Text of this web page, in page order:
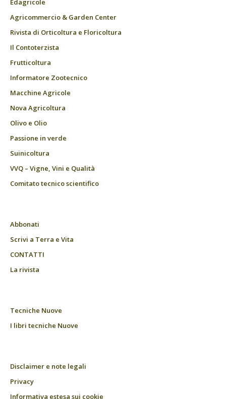
Edagricole
Agricommercio & Garden Center
Rivista di Orticoltura e Floricoltura
Il Contoterzista
Frutticoltura
Informatore Zootecnico
Macchine Agricole
Nova Agricoltura
Olivo e Olio
Passione in verde
Suinicoltura
VVQ – Vigne, Vini e Qualità
Comitato tecnico scientifico
Abbonati
Scrivi a Terra e Vita
CONTATTI
La rivista
Tecniche Nuove
I libri tecniche Nuove
Disclaimer e note legali
Privacy
Informativa estesa sui cookie